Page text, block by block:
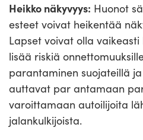
Heikko näkyvyys: Huonot
esteet voivat heikentää
Lapset voivat olla
lisää riskiä
parantaminen suojateillä
auttavat par antamaan
varoittamaan autoilijoita
jalankulkijoista.